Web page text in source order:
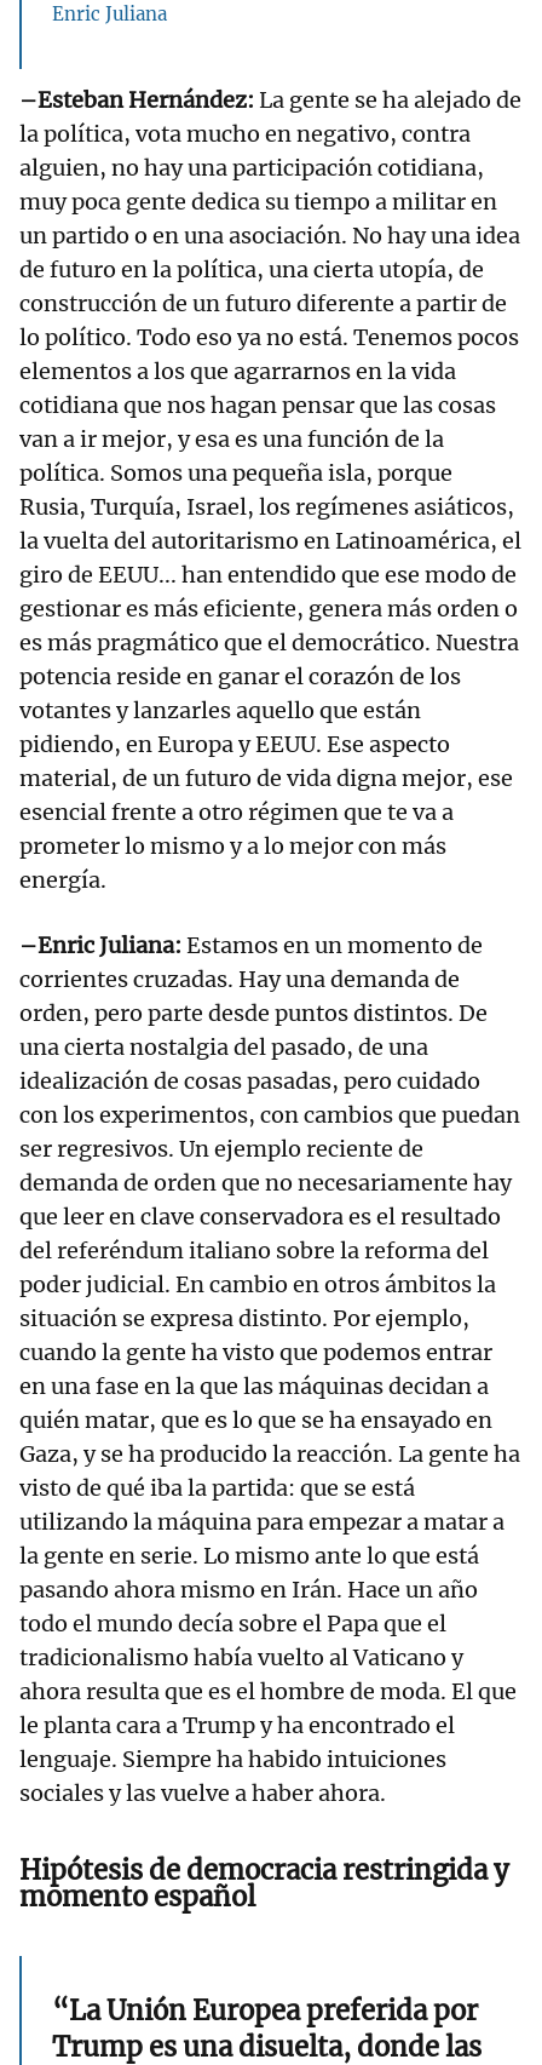
Enric Juliana
–Esteban Hernández: La gente se ha alejado de
la política, vota mucho en negativo, contra
alguien, no hay una participación cotidiana,
muy poca gente dedica su tiempo a militar en
un partido o en una asociación. No hay una idea
de futuro en la política, una cierta utopía, de
construcción de un futuro diferente a partir de
lo político. Todo eso ya no está. Tenemos pocos
elementos a los que agarrarnos en la vida
cotidiana que nos hagan pensar que las cosas
van a ir mejor, y esa es una función de la
política. Somos una pequeña isla, porque
Rusia, Turquía, Israel, los regímenes asiáticos,
la vuelta del autoritarismo en Latinoamérica, el
giro de EEUU... han entendido que ese modo de
gestionar es más eficiente, genera más orden o
es más pragmático que el democrático. Nuestra
potencia reside en ganar el corazón de los
votantes y lanzarles aquello que están
pidiendo, en Europa y EEUU. Ese aspecto
material, de un futuro de vida digna mejor, ese
esencial frente a otro régimen que te va a
prometer lo mismo y a lo mejor con más
energía.
–Enric Juliana: Estamos en un momento de
corrientes cruzadas. Hay una demanda de
orden, pero parte desde puntos distintos. De
una cierta nostalgia del pasado, de una
idealización de cosas pasadas, pero cuidado
con los experimentos, con cambios que puedan
ser regresivos. Un ejemplo reciente de
demanda de orden que no necesariamente hay
que leer en clave conservadora es el resultado
del referéndum italiano sobre la reforma del
poder judicial. En cambio en otros ámbitos la
situación se expresa distinto. Por ejemplo,
cuando la gente ha visto que podemos entrar
en una fase en la que las máquinas decidan a
quién matar, que es lo que se ha ensayado en
Gaza, y se ha producido la reacción. La gente ha
visto de qué iba la partida: que se está
utilizando la máquina para empezar a matar a
la gente en serie. Lo mismo ante lo que está
pasando ahora mismo en Irán. Hace un año
todo el mundo decía sobre el Papa que el
tradicionalismo había vuelto al Vaticano y
ahora resulta que es el hombre de moda. El que
le planta cara a Trump y ha encontrado el
lenguaje. Siempre ha habido intuiciones
sociales y las vuelve a haber ahora.
Hipótesis de democracia restringida y
momento español
“La Unión Europea preferida por
Trump es una disuelta, donde las